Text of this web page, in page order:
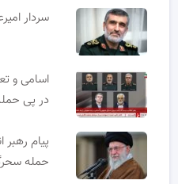
سردار
اسامی و
در پی
پیام
حمله